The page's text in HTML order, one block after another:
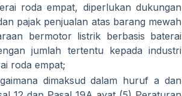
roda empat, diperlukan dukungan
pajak penjualan atas barang mewah
bermotor listrik berbasis baterai
jumlah tertentu kepada industri
roda empat;
dimaksud dalam huruf a dan